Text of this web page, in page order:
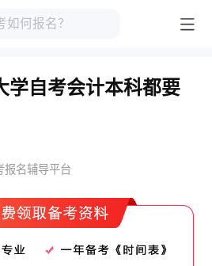
学自考会计本科都要
名辅导平台